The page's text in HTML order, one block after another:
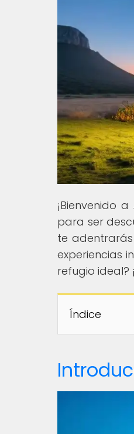
¡Bienvenido a
para ser
te
experiencias
refugio ideal?
Índice